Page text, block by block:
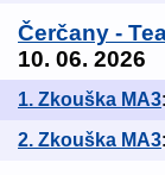
Čerčany -
10. 06. 2026
1. Zkouška MA3
2. Zkouška MA3